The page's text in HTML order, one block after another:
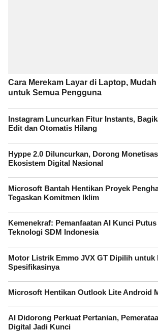
Cara Merekam Layar di Laptop,
untuk Semua Pengguna
Instagram Luncurkan Fitur Instants,
Edit dan Otomatis Hilang
Hyppe 2.0 Diluncurkan, Dorong
Ekosistem Digital Nasional
Microsoft Bantah Hentikan Proyek
Tegaskan Komitmen Iklim
Kemenekraf: Pemanfaatan AI Kunci
Teknologi SDM Indonesia
Motor Listrik Emmo JVX GT Dipilih untuk
Spesifikasinya
Microsoft Hentikan Outlook Lite Android
AI Didorong Perkuat Pertanian,
Digital Jadi Kunci